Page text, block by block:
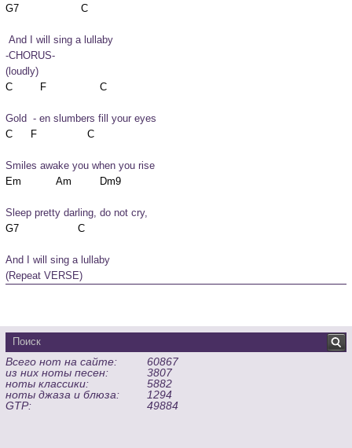
And I will sing a lullaby
-CHORUS-
(loudly)
Gold  - en slumbers fill your eyes
Smiles awake you when you rise
Sleep pretty darling, do not cry,
And I will sing a lullaby
(Repeat VERSE)
Всего нот на сайте:
60867
из них ноты песен:
3807
ноты классики:
5882
ноты джаза и блюза:
1294
GTP:
49884